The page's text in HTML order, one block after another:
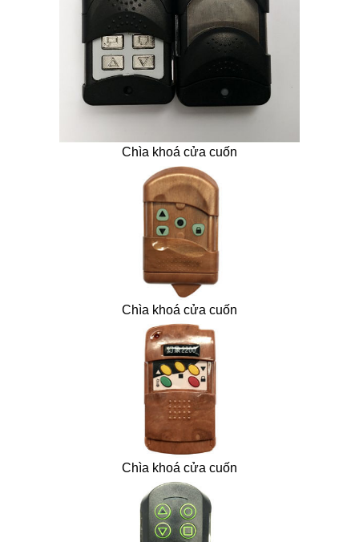
Chìa khoá cửa cuốn
Chìa khoá cửa cuốn
Chìa khoá cửa cuốn